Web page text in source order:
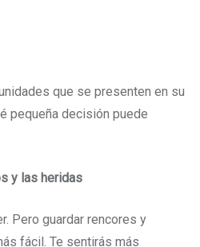
que se presenten en su
pequeña decisión puede
y las heridas
Pero guardar rencores y
fácil. Te sentirás más